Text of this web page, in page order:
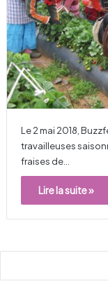
Le 2 mai 2018,
travailleuses
fraises de…
Lire la suite »